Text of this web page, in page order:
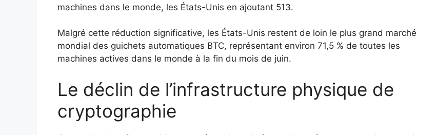
machines dans le monde, les États-Unis en ajoutant 513.
Malgré cette réduction significative, les États-Unis restent de loin le plus grand marché
mondial des guichets automatiques BTC, représentant environ 71,5 % de toutes les
machines actives dans le monde à la fin du mois de juin.
Le déclin de l’infrastructure physique de
cryptographie